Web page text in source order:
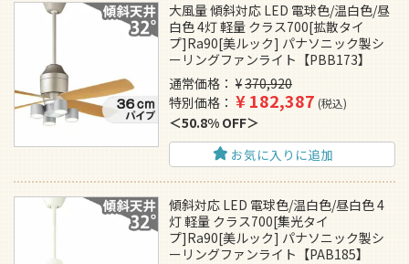
大風量 傾斜対応 LED 電球色/温白色/昼
白色 4灯 軽量 クラス700[拡散タイ
プ]Ra90[美ルック] パナソニック製シ
ーリングファンライト【PBB173】
通常価格
¥370,920
特別価格
¥182,387 税込
50.8% OFF
お気に入りに追加
傾斜対応 LED 電球色/温白色/昼白色 4
灯 軽量 クラス700[集光タイ
プ]Ra90[美ルック] パナソニック製シ
ーリングファンライト【PAB185】